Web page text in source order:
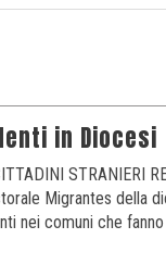
in Diocesi
STRANIERI
Migrantes della
nei comuni che